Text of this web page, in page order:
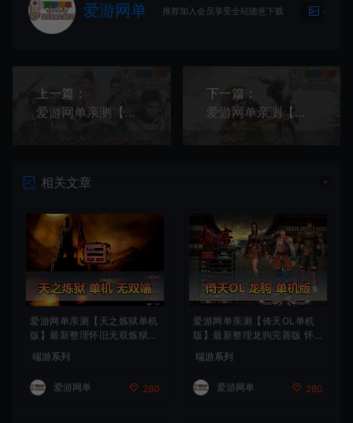
爱游网单 推荐加入会员享受全站随意下载 生成海
上一篇：
爱游网单亲测【剑侠情缘3】更新第3版 80级橙武 大轻功 内置GM道具快捷功能 GM命令发物品跳任务等级转职等 虚拟机一键端视频安装教学
下一篇：
爱游网单亲测【神泣13.0】可发物品道具召唤BOSS修改装备属性等 怀旧网游单机免虚拟机一键端视频安装教学GM后台工具
相关文章
爱游网单亲测【天之炼狱单机
版】最新整理怀旧无双炼狱端
发道具 视频安装教学 虚拟机
一键端
端游系列
爱游网单 280
爱游网单亲测【倚天OL单机
版】最新整理龙驹完善版 怀
发物品装备 虚拟机一键端 视
频安装教学
端游系列
爱游网单 280